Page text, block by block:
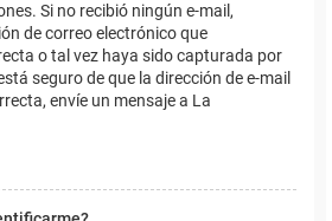
Si no recibió ningún e-mail,
de correo electrónico que
o tal vez haya sido capturada por
seguro de que la dirección de e-mail
envíe un mensaje a La